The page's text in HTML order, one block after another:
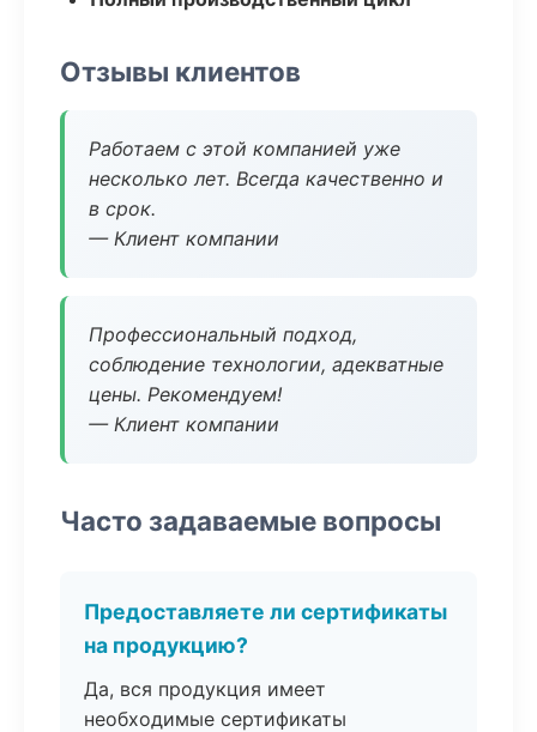
Отзывы клиентов
Работаем с этой компанией уже
несколько лет. Всегда качественно и
в срок.
— Клиент компании
Профессиональный подход,
соблюдение технологии, адекватные
цены. Рекомендуем!
— Клиент компании
Часто задаваемые вопросы
Предоставляете ли сертификаты
на продукцию?
Да, вся продукция имеет
необходимые сертификаты